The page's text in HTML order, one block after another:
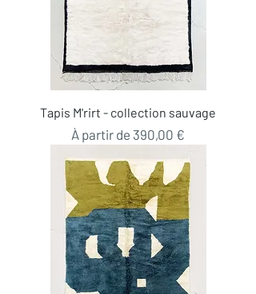
Tapis M'rirt - collection sauvage
À partir de 390,00 €
Prix promotionnel